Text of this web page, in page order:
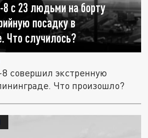
с 23 людьми на борту
посадку в
Что случилось?
совершил экстренную
Что произошло?